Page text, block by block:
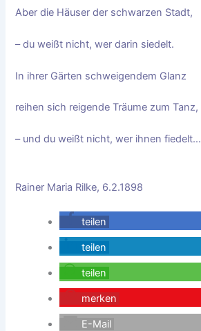
Aber die Häuser der schwarzen Stadt,
– du weißt nicht, wer darin siedelt.
In ihrer Gärten schweigendem Glanz
reihen sich reigende Träume zum Tanz,
– und du weißt nicht, wer ihnen fiedelt…
Rainer Maria Rilke, 6.2.1898
teilen
teilen
teilen
merken
E-Mail